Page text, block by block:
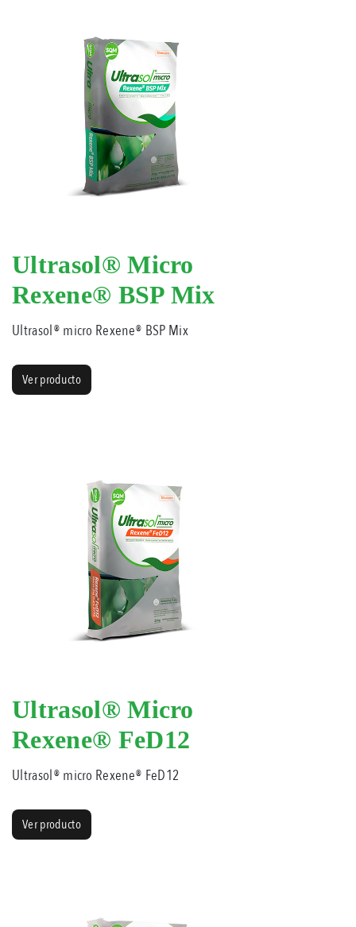
Ultrasol® Micro
Rexene® BSP Mix
Ultrasol® micro Rexene® BSP Mix
Ver producto
Ultrasol® Micro
Rexene® FeD12
Ultrasol® micro Rexene® FeD12
Ver producto